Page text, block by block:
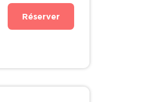
Réserver